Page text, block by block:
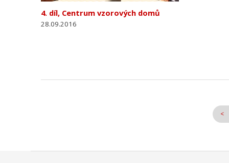
4. díl, Centrum vzorových domů
28.09.2016